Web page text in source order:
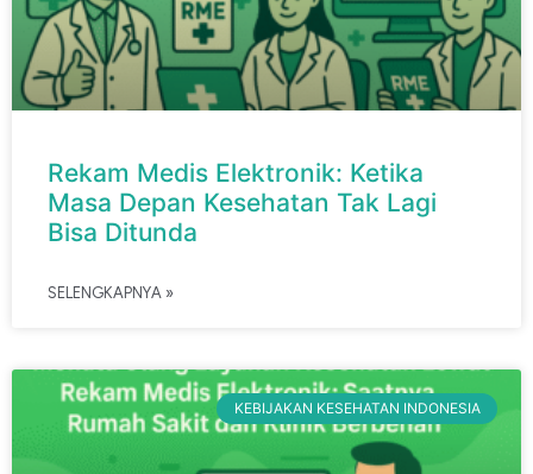
Rekam Medis Elektronik: Ketika
Masa Depan Kesehatan Tak Lagi
Bisa Ditunda
SELENGKAPNYA »
KEBIJAKAN KESEHATAN INDONESIA